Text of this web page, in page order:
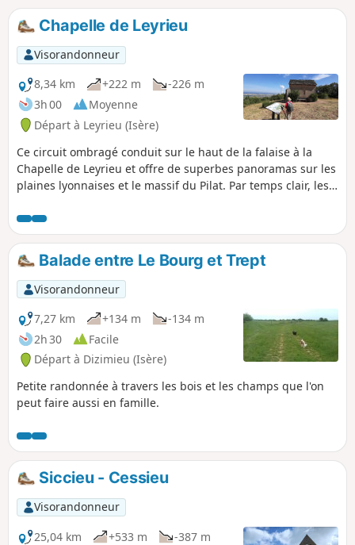
Chapelle de Leyrieu
Visorandonneur
8,34 km
+222 m
-226 m
3h 00
Moyenne
Départ à Leyrieu (Isère)
Ce circuit ombragé conduit sur le haut de la falaise à la
Chapelle de Leyrieu et offre de superbes panoramas sur les
plaines lyonnaises et le massif du Pilat. Par temps clair, les
Balade entre Le Bourg et Trept
Visorandonneur
7,27 km
+134 m
-134 m
2h 30
Facile
Départ à Dizimieu (Isère)
Petite randonnée à travers les bois et les champs que l'on
peut faire aussi en famille.
Siccieu - Cessieu
Visorandonneur
25,04 km
+533 m
-387 m